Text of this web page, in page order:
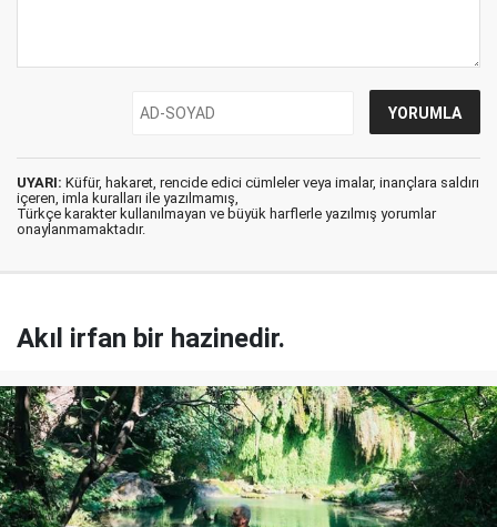
UYARI: Küfür, hakaret, rencide edici cümleler veya imalar, inançlara saldırı
içeren, imla kuralları ile yazılmamış,
Türkçe karakter kullanılmayan ve büyük harflerle yazılmış yorumlar
onaylanmamaktadır.
Akıl irfan bir hazinedir.